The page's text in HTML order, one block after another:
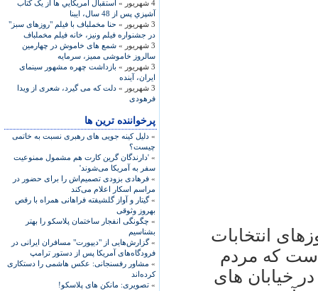
4 شهریور »
استقبال امريکايي ها از يک کتاب
آشپزي پس از 48 سال، ايبنا
3 شهریور »
حنا مخملباف با فيلم "روزهای سبز"
در جشنواره فيلم ونيز، خانه فيلم مخملباف
3 شهریور »
شمع های خاموش در چهارمين
سالروز خاموشی مميز، سرمايه
3 شهریور »
بازداشت چهره مشهور سينمای
ايران، آينده
3 شهریور »
دلت که می گيرد، شعری از ويدا
فرهودی
پرخواننده ترین ها
» دلیل کینه جویی های رهبری نسبت به خاتمی
چیست؟
» 'دارندگان گرین کارت هم مشمول ممنوعیت
سفر به آمریکا می‌شوند'
» فرهادی بزودی تصمیم‌اش را برای حضور در
مراسم اسکار اعلام می‌کند
»گیتار و آواز گلشیفته فراهانی همراه با رقص
بهروز وثوقی
» چگونگی انفجار ساختمان پلاسکو را بهتر
بشناسیم
»گزارش‌هایی از "دیپورت" مسافران ایرانی در
فرودگاه‌های آمریکا پس از دستور ترامپ
» مشاور رفسنجانی: عکس هاشمی را دستکاری
کرده‌اند
» تصویری: مانکن های پلاسکو!
انتخابات
که مردم
خيابان های